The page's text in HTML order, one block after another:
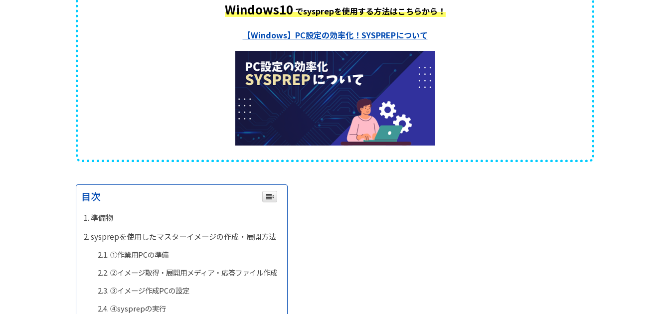
Windows10でsysprepを使用する方法はこちらから！
【Windows】PC設定の効率化！SYSPREPについて
目次
準備物
sysprepを使用したマスターイメージの作成・展開方法
①作業用PCの準備
②イメージ取得・展開用メディア・応答ファイル作成
③イメージ作成PCの設定
④sysprepの実行